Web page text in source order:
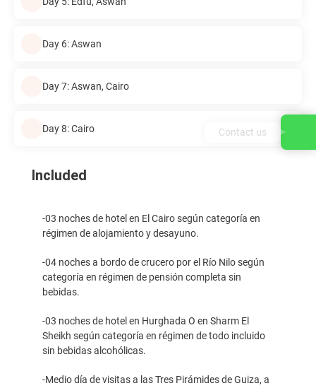
Day 6: Aswan
Day 7: Aswan, Cairo
Day 8: Cairo
Included
-03 noches de hotel en El Cairo según categoría en
régimen de alojamiento y desayuno.
-04 noches a bordo de crucero por el Río Nilo según
categoría en régimen de pensión completa sin
bebidas.
-03 noches de hotel en Hurghada O en Sharm El
Sheikh según categoría en régimen de todo incluido
sin bebidas alcohólicas.
-Medio día de visitas a las Tres Pirámides de Guiza, a
Contact us